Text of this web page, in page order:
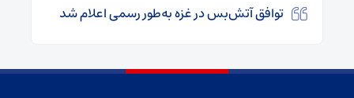
توافق آتش‌بس در غزه به‌طور رسمی اعلام شد